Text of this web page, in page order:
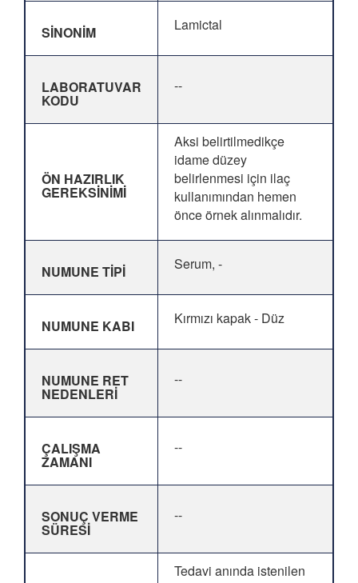
SİNONİM Lamictal
LABORATUVAR
KODU
--
ÖN HAZIRLIK
GEREKSİNİMİ
Aksi belirtilmedikçe
idame düzey
belirlenmesi için ilaç
kullanımından hemen
önce örnek alınmalıdır.
NUMUNE TİPİ Serum, -
NUMUNE KABI Kırmızı kapak - Düz
NUMUNE RET
NEDENLERİ
--
ÇALIŞMA
ZAMANI
--
SONUÇ VERME
SÜRESİ
--
Tedavi anında istenilen